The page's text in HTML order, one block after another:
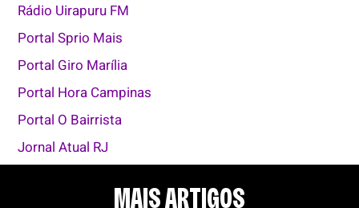
Rádio Uirapuru FM
Portal Sprio Mais
Portal Giro Marília
Portal Hora Campinas
Portal O Bairrista
Jornal Atual RJ
MAIS ARTIGOS